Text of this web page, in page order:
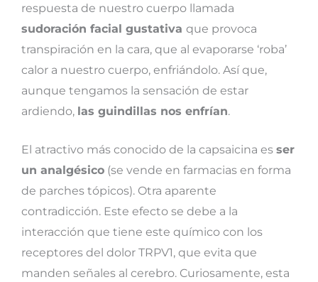
respuesta de nuestro cuerpo llamada
sudoración facial gustativa que provoca
transpiración en la cara, que al evaporarse ‘roba’
calor a nuestro cuerpo, enfriándolo. Así que,
aunque tengamos la sensación de estar
ardiendo, las guindillas nos enfrían.
El atractivo más conocido de la capsaicina es ser
un analgésico (se vende en farmacias en forma
de parches tópicos). Otra aparente
contradicción. Este efecto se debe a la
interacción que tiene este químico con los
receptores del dolor TRPV1, que evita que
manden señales al cerebro. Curiosamente, esta